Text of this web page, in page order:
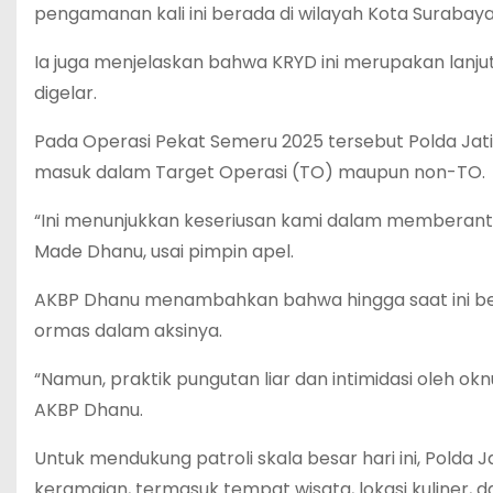
pengamanan kali ini berada di wilayah Kota
Ia juga menjelaskan bahwa KRYD ini merupakan
digelar.
Pada Operasi Pekat Semeru 2025 tersebut Polda
masuk dalam Target Operasi (TO) maupun non-TO.
“Ini menunjukkan keseriusan kami dalam
Made Dhanu, usai pimpin apel.
AKBP Dhanu menambahkan bahwa hingga saat
ormas dalam aksinya.
“Namun, praktik pungutan liar dan intimidasi oleh
AKBP Dhanu.
Untuk mendukung patroli skala besar hari ini,